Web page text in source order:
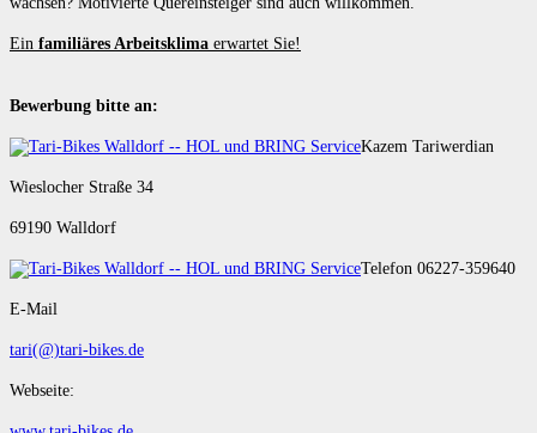
Ein familiäres Arbeitsklima erwartet Sie!
Bewerbung bitte an:
Kazem Tariwerdian
Wieslocher Straße 34
69190 Walldorf
Telefon 06227-359640
E-Mail
tari(@)tari-bikes.de
Webseite: